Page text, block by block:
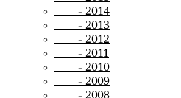
- 2014
- 2013
- 2012
- 2011
- 2010
- 2009
- 2008